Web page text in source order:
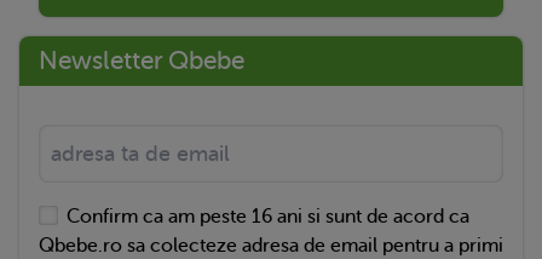
Newsletter Qbebe
Confirm ca am peste 16 ani si sunt de acord ca
Qbebe.ro sa colecteze adresa de email pentru a primi